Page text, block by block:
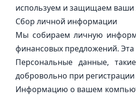
используем и защищаем ваши
Сбор личной информации
Мы собираем личную
финансовых предложений.
Персональные данные,
добровольно при
Информацию о вашем